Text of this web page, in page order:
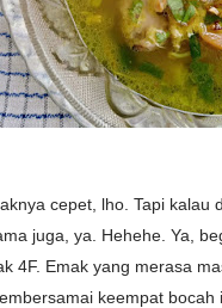
cepet, lho. Tapi kalau
juga, ya. Hehehe. Ya,
4F. Emak yang merasa
keempat bocah